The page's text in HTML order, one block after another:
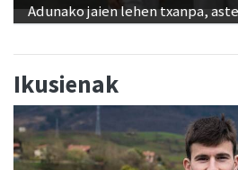
Adunako jaien lehen txanpa,
Ikusienak